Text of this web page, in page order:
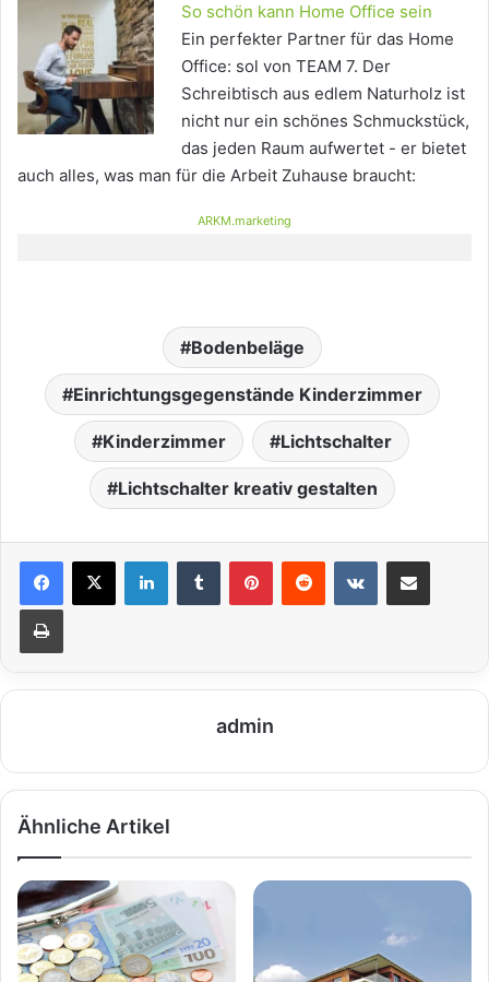
So schön kann Home Office sein
Ein perfekter Partner für das Home
Office: sol von TEAM 7. Der
Schreibtisch aus edlem Naturholz ist
nicht nur ein schönes Schmuckstück,
das jeden Raum aufwertet - er bietet
auch alles, was man für die Arbeit Zuhause braucht:
ARKM.marketing
Bodenbeläge
Einrichtungsgegenstände Kinderzimmer
Kinderzimmer Lichtschalter
Lichtschalter kreativ gestalten
admin
Ähnliche Artikel